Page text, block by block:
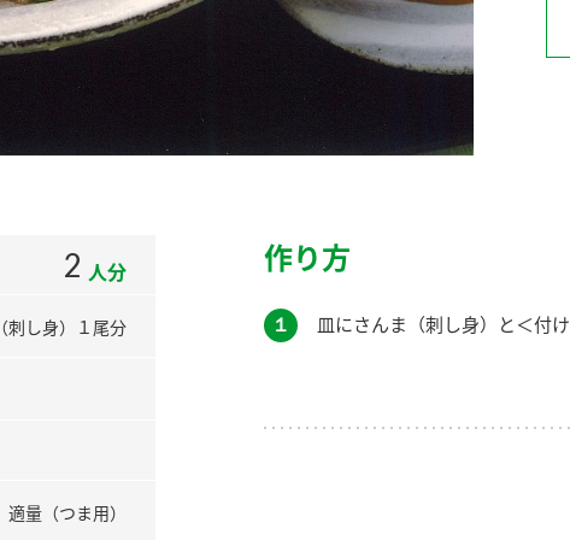
2 人分
（刺し身）１尾分
適量（つま用）
作り方
１ 皿にさんま（刺し身）と＜付